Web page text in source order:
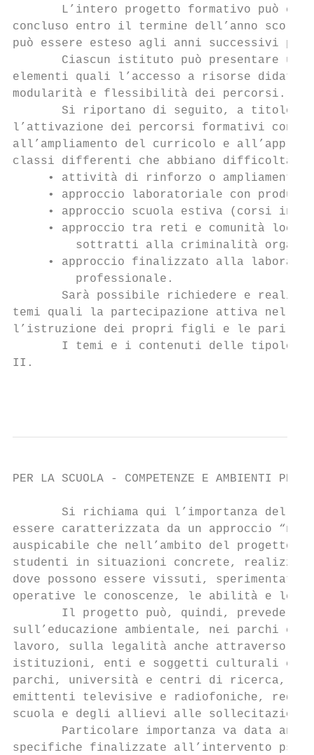
L’intero progetto formativo può
concluso entro il termine dell’anno
può essere esteso agli anni successivi
Ciascun istituto può presentare un
elementi quali l’accesso a risorse
modularità e flessibilità dei percorsi.
Si riportano di seguito, a titolo
l’attivazione dei percorsi formativi con
all’ampliamento del curricolo e
classi differenti che abbiano difficoltà
• attività di rinforzo o ampliamento
• approccio laboratoriale con
• approccio scuola estiva (corsi
• approccio tra reti e comunità
sottratti alla criminalità
• approccio finalizzato alla
         professionale.
Sarà possibile richiedere e
temi quali la partecipazione attiva nella
l’istruzione dei propri figli e le pari
I temi e i contenuti delle
II.
PER LA SCUOLA - COMPETENZE E AMBIENTI PER
Si richiama qui l’importanza della
essere caratterizzata da un approccio
auspicabile che nell’ambito del progetto
studenti in situazioni concrete,
dove possono essere vissuti,
operative le conoscenze, le abilità e le
Il progetto può, quindi, prevedere
sull’educazione ambientale, nei parchi
lavoro, sulla legalità anche attraverso
istituzioni, enti e soggetti culturali e di
parchi, università e centri di ricerca,
emittenti televisive e radiofoniche,
scuola e degli allievi alle
Particolare importanza va data
specifiche finalizzate all’intervento